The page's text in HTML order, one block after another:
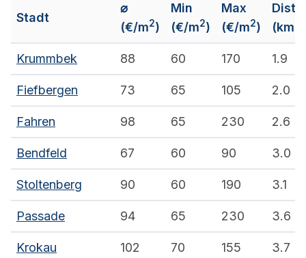
Stadt
⌀
(€/m2)
Min
(€/m2)
Max
(€/m2)
(km)
Krummbek 88 60 170 1.9
Fiefbergen 73 65 105 2.0
Fahren 98 65 230 2.6
Bendfeld 67 60 90 3.0
Stoltenberg 90 60 190 3.1
Passade 94 65 230 3.6
Krokau 102 70 155 3.7